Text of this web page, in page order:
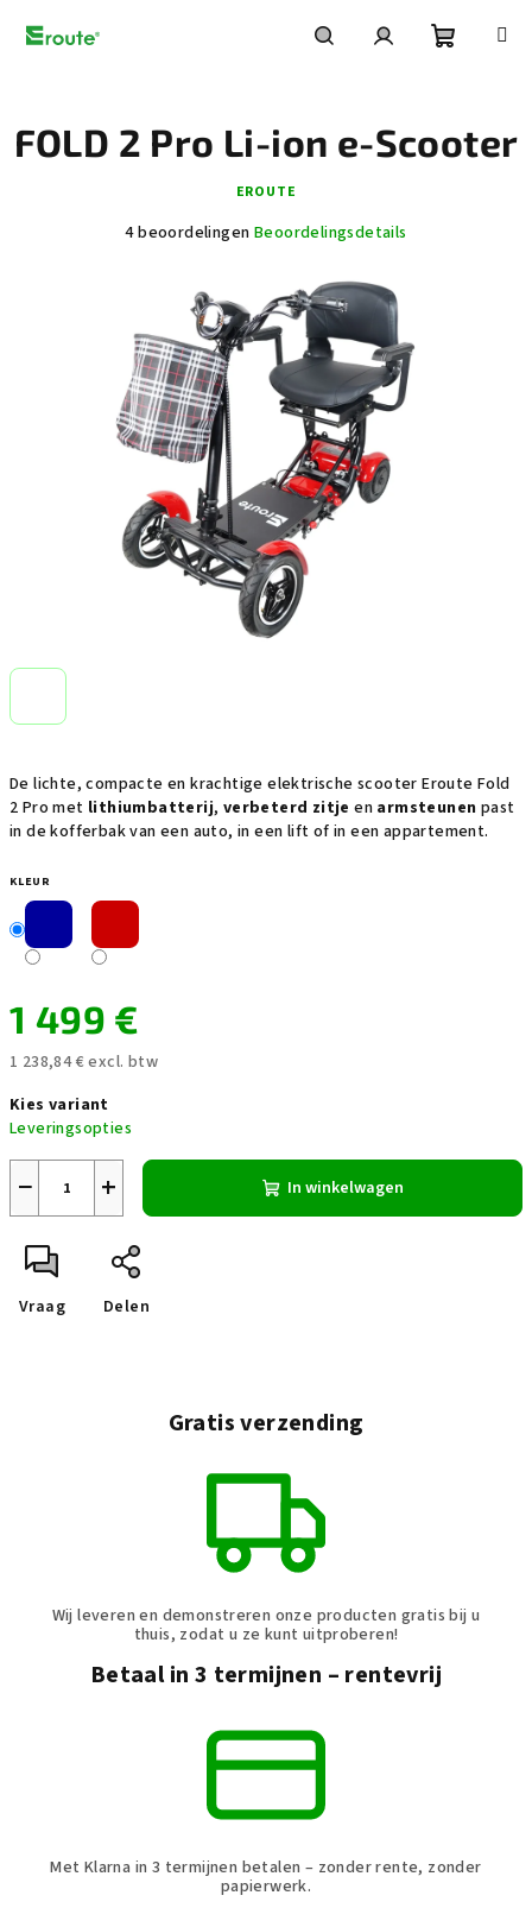
naar
De lichte, compacte en krachtige elektrische scooter Eroute Fold
2 Pro met lithiumbatterij, verbeterd zitjeen armsteunen past
in de kofferbak van een auto, in een lift of in een appartement.
KLEUR
1 499 €
1 238,84 € excl. btw
prijs:
Kies variant
Leveringsopties
+
− In winkelwagen
Vraag Delen
FOLD 2 Pro Li-ion e-Scooter
EROUTE
De
van
5
sterren.
4 beoordelingen Beoordelingsdetails
Gratis verzending
Wij leveren en demonstreren onze producten gratis bij u
thuis, zodat u ze kunt uitproberen!
Betaal in 3 termijnen – rentevrij
Met Klarna in 3 termijnen betalen – zonder rente, zonder
papierwerk.